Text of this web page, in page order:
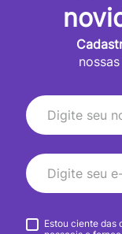
Estou ciente das